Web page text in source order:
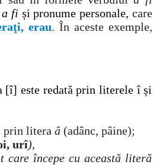
a fi și pronume personale, care
ţi, erau. În aceste exemple,
[î] este redată prin literele î și
prin litera â (adânc, pâine);
urî),
care începe cu această literă